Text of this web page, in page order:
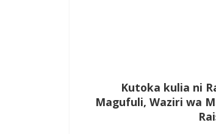
Kutoka kulia ni
Magufuli, Waziri wa